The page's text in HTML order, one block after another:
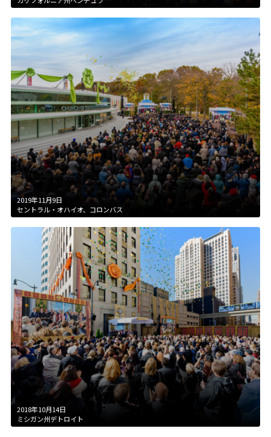
2019年11月9日
セントラル・オハイオ、コロンバス
2018年10月14日
ミシガン州デトロイト